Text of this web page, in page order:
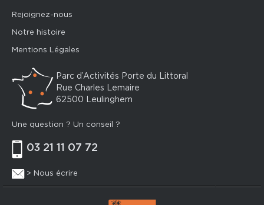
Rejoignez-nous
Notre histoire
Mentions Légales
Parc d’Activités Porte du Littoral
Rue Charles Lemaire
62500 Leulinghem
Une question ? Un conseil ?
03 21 11 07 72
> Nous écrire